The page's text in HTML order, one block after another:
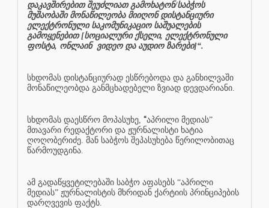
დაკავშირებით შეუძლიათ გამოხატონ/საბჭოს
მუშაობაში მონაწილეობა მიიღონ დისტანციური
ელექტრონული საკომუნიკაციო საშუალების
გამოყენებით [სოციალური ქსელი, ელექტრონული
ფოსტა, ონლაინ ვიდეო და აუდიო ზარები]“.
სხდომას დისტანციურად ესწრებოდა და განხილვაში
მონაწილეობდა განმცხადებელი ზვიად დევდარიანი.
სხდომას დაესწრო მოპასუხე, “აპრილი მედიას”
მთავარი რედაქტორი და ჟურნალისტი ხატია
ღოღობერიძე. მან საბჭოს შეპასუხება წერილობითაც
წარმოუდგინა.
ამ გადაწყვეტილებაში საბჭო აფასებს “აპრილი
მედიას” ჟურნალისტის მხრიდან ქარტიის პრინციპების
დარღვევის ფაქტს.